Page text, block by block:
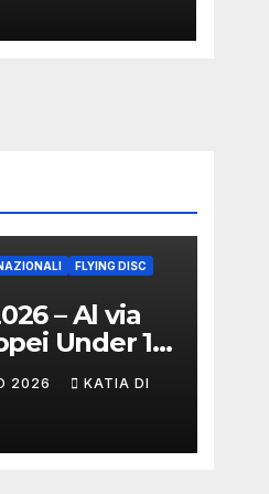
FLYING DISC
– Al via
Under 17
2026 KATIA DI